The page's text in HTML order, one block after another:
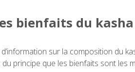
bienfaits du kasha
d’information sur la composition du
principe que les bienfaits sont les